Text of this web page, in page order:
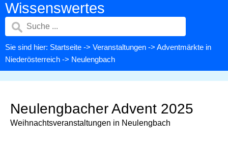
Wissenswertes
Sie sind hier: Startseite -> Veranstaltungen -> Adventmärkte in
Niederösterreich -> Neulengbach
Neulengbacher Advent 2025
Weihnachtsveranstaltungen in Neulengbach